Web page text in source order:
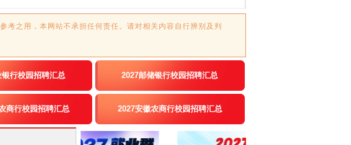
考之用，本网站不承担任何责任。请对相关内容自行辨别及判
银行校园招聘汇总 2027邮储银行校园招聘汇总
商行校园招聘汇总 2027安徽农商行校园招聘汇总